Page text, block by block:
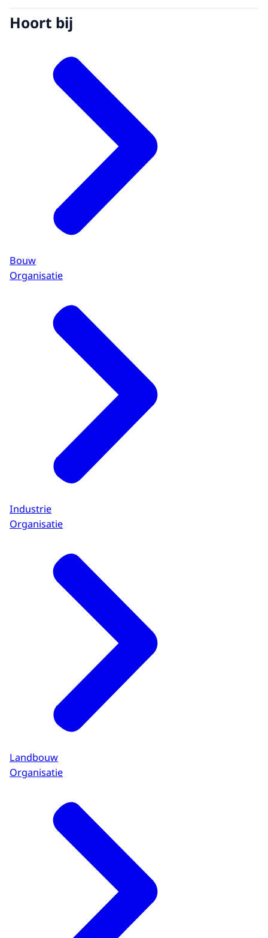
Hoort bij
Bouw
Organisatie
Industrie
Organisatie
Landbouw
Organisatie